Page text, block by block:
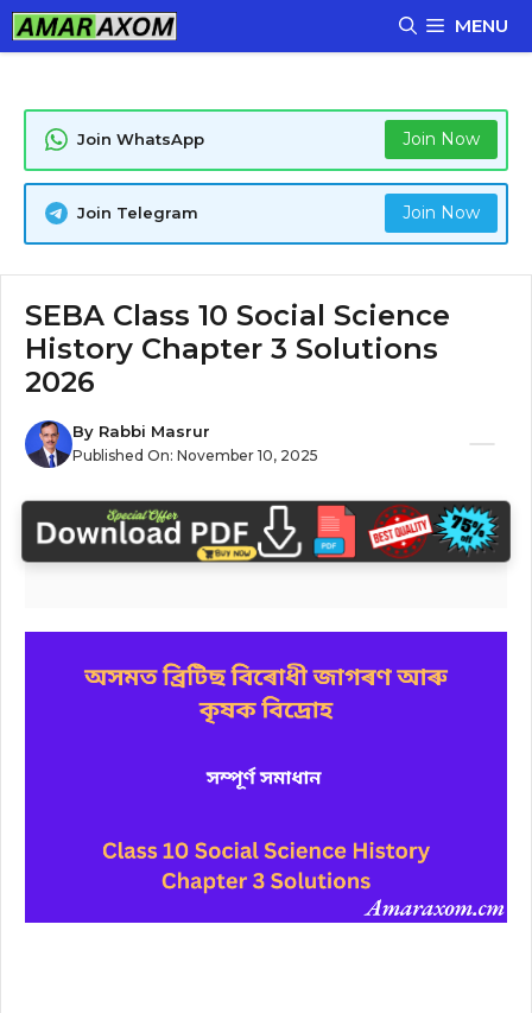
Skip
to
MENU
Join WhatsApp Join Now
Join Telegram Join Now
SEBA Class 10 Social Science
History Chapter 3 Solutions
2026
By Rabbi Masrur
Published On: November 10, 2025